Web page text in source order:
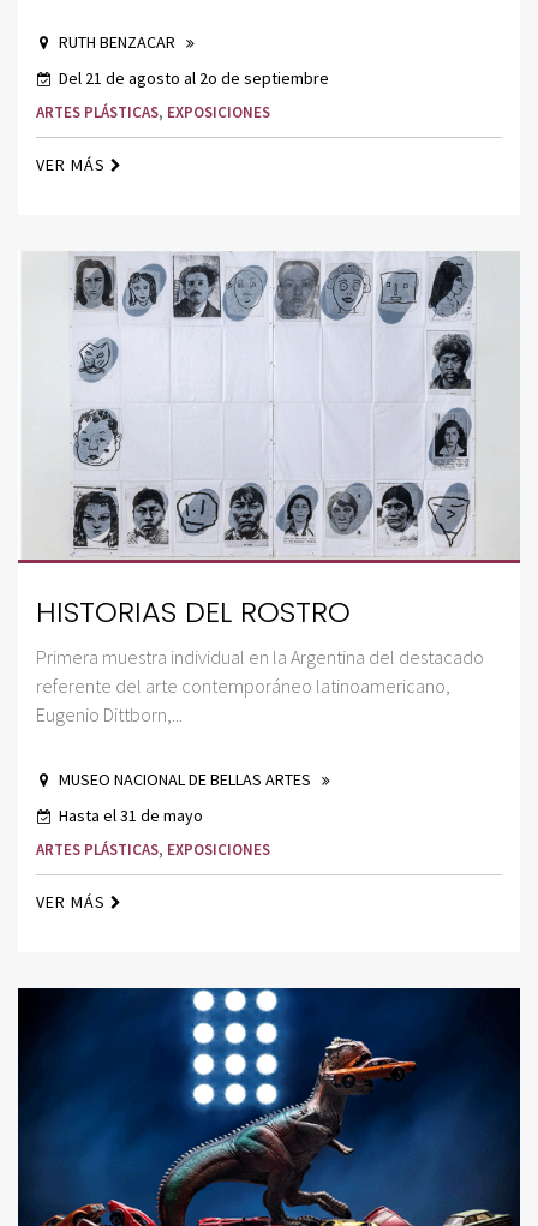
RUTH BENZACAR
Del 21 de agosto al 2o de septiembre
ARTES PLÁSTICAS, EXPOSICIONES
VER MÁS
HISTORIAS DEL ROSTRO
Primera muestra individual en la Argentina del destacado
referente del arte contemporáneo latinoamericano,
Eugenio Dittborn,...
MUSEO NACIONAL DE BELLAS ARTES
Hasta el 31 de mayo
ARTES PLÁSTICAS, EXPOSICIONES
VER MÁS